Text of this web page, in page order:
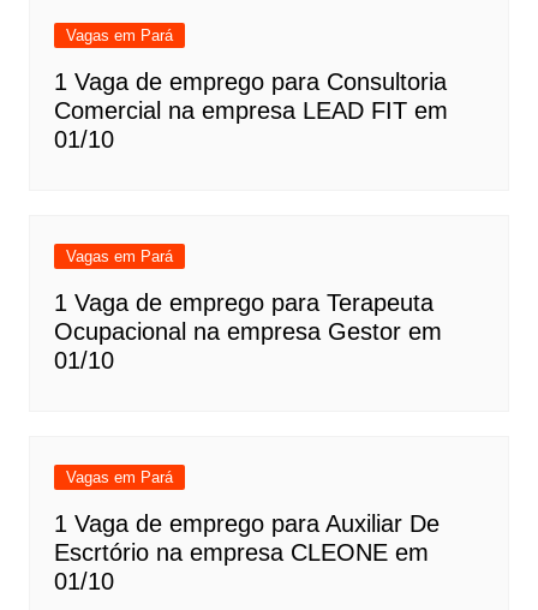
Vagas em Pará
1 Vaga de emprego para Consultoria
Comercial na empresa LEAD FIT em
01/10
Vagas em Pará
1 Vaga de emprego para Terapeuta
Ocupacional na empresa Gestor em
01/10
Vagas em Pará
1 Vaga de emprego para Auxiliar De
Escrtório na empresa CLEONE em
01/10